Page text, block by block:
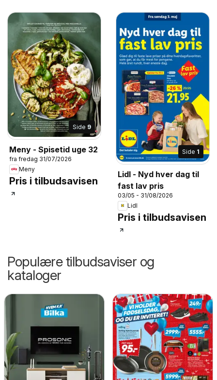
Side 9
Meny - Spisetid uge 32
fra fredag 31/07/2026
Meny
Pris i tilbudsavisen
Side 1
Lidl - Nyd hver dag til
fast lav pris
03/05 - 31/08/2026
Lidl
Pris i tilbudsavisen
Populære tilbudsaviser og
kataloger